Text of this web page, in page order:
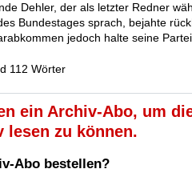
Dehler, der als letzter Redner
Bundestages sprach, bejahte
jedoch halte seine
112 Wörter
ein Archiv-Abo, um
lesen zu können.
Abo bestellen?